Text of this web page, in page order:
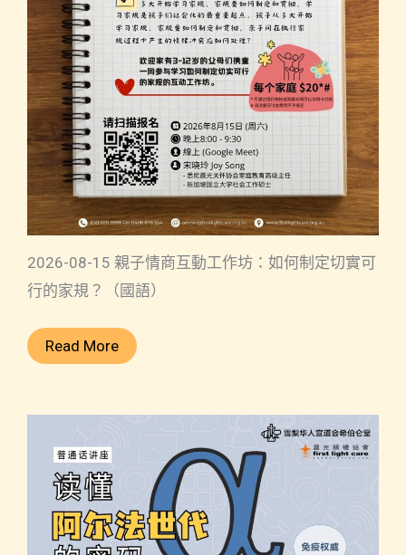
2026-08-15 親子情商互動工作坊：如何制定切實可
行的家規？（國語）
Read More